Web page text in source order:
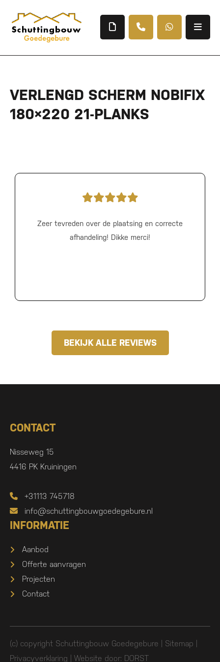
VERLENGD SCHERM NOBIFIX
180×220 21-PLANKS
Zeer tevreden over de plaatsing en correcte
afhandeling! Dikke merci!
BEKIJK ALLE REVIEWS
CONTACT
Nisseweg 15
4416 PK Kruiningen
+31113 745718
info@schuttingbouwgoedegebure.nl
INFORMATIE
Aanbod
Offerte aanvragen
Projecten
Contact
(c) copyright Schuttingbouw Goedegebure | Sitemap
Privacyverklaring | Website door: DORST